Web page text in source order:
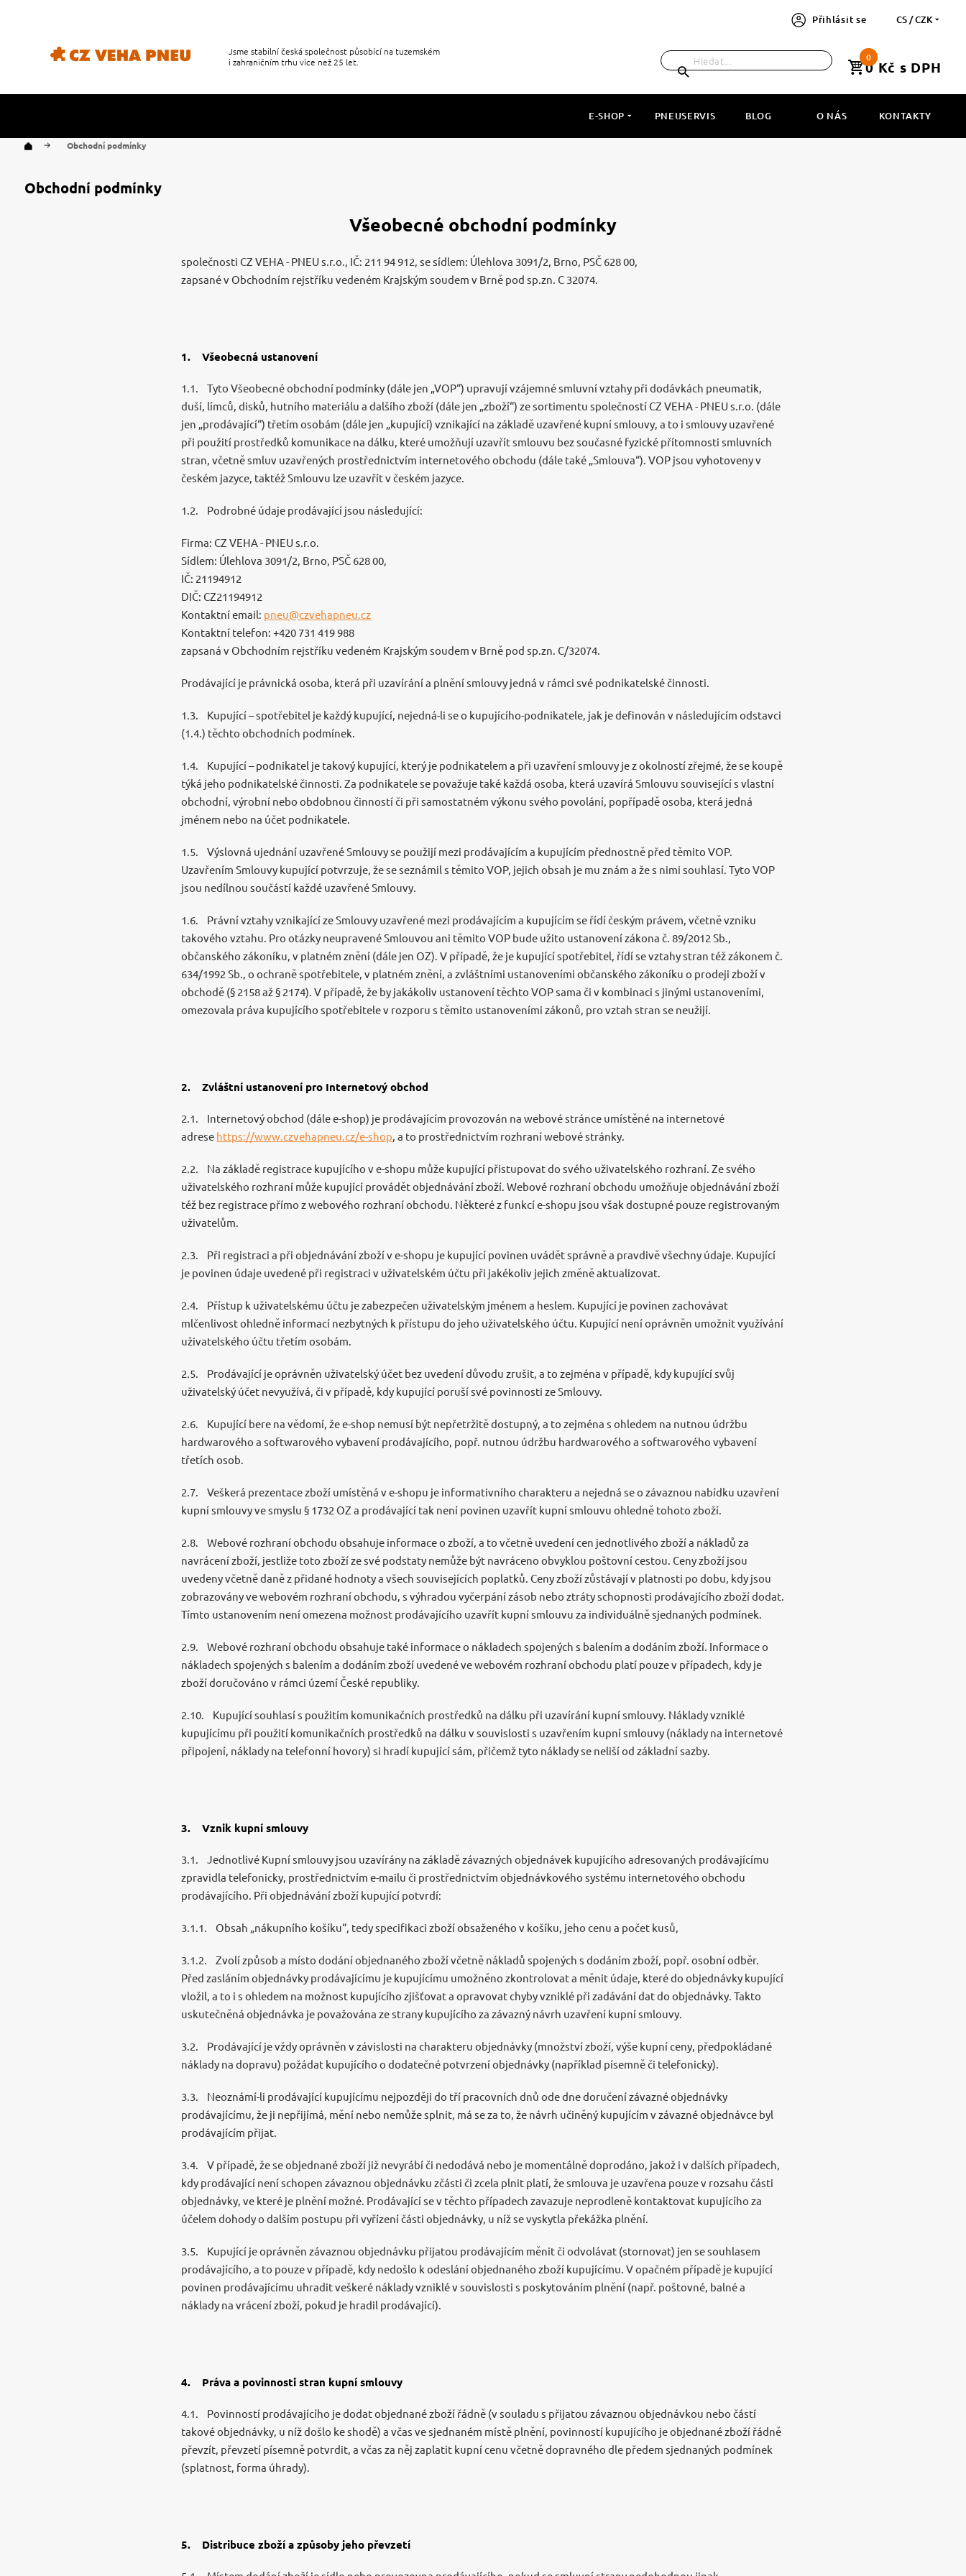
Přihlásit se CS / CZK
Jsme stabilní česká společnost působící na tuzemském
i zahraničním trhu více než 25 let.
0
0 Kč s DPH
E-SHOP PNEUSERVIS BLOG O NÁS KONTAKTY
Obchodní podmínky
Obchodní podmínky
Všeobecné obchodní podmínky
společnosti CZ VEHA - PNEU s.r.o., IČ: 211 94 912, se sídlem: Úlehlova 3091/2, Brno, PSČ 628 00,
zapsané v Obchodním rejstříku vedeném Krajským soudem v Brně pod sp.zn. C 32074.
1. Všeobecná ustanovení
1.1. Tyto Všeobecné obchodní podmínky (dále jen „VOP“) upravují vzájemné smluvní vztahy při dodávkách pneumatik,
duší, límců, disků, hutního materiálu a dalšího zboží (dále jen „zboží“) ze sortimentu společností CZ VEHA - PNEU s.r.o. (dále
jen „prodávající“) třetím osobám (dále jen „kupující) vznikající na základě uzavřené kupní smlouvy, a to i smlouvy uzavřené
při použití prostředků komunikace na dálku, které umožňují uzavřít smlouvu bez současné fyzické přítomnosti smluvních
stran, včetně smluv uzavřených prostřednictvím internetového obchodu (dále také „Smlouva“). VOP jsou vyhotoveny v
českém jazyce, taktéž Smlouvu lze uzavřít v českém jazyce.
1.2. Podrobné údaje prodávající jsou následující:
Firma: CZ VEHA - PNEU s.r.o.
Sídlem: Úlehlova 3091/2, Brno, PSČ 628 00,
IČ: 21194912
DIČ: CZ21194912
Kontaktní email: pneu@czvehapneu.cz
Kontaktní telefon: +420 731 419 988
zapsaná v Obchodním rejstříku vedeném Krajským soudem v Brně pod sp.zn. C/32074.
Prodávající je právnická osoba, která při uzavírání a plnění smlouvy jedná v rámci své podnikatelské činnosti.
1.3. Kupující – spotřebitel je každý kupující, nejedná-li se o kupujícího-podnikatele, jak je definován v následujícím odstavci
(1.4.) těchto obchodních podmínek.
1.4. Kupující – podnikatel je takový kupující, který je podnikatelem a při uzavření smlouvy je z okolností zřejmé, že se koupě
týká jeho podnikatelské činnosti. Za podnikatele se považuje také každá osoba, která uzavírá Smlouvu související s vlastní
obchodní, výrobní nebo obdobnou činností či při samostatném výkonu svého povolání, popřípadě osoba, která jedná
jménem nebo na účet podnikatele.
1.5. Výslovná ujednání uzavřené Smlouvy se použijí mezi prodávajícím a kupujícím přednostně před těmito VOP.
Uzavřením Smlouvy kupující potvrzuje, že se seznámil s těmito VOP, jejich obsah je mu znám a že s nimi souhlasí. Tyto VOP
jsou nedílnou součástí každé uzavřené Smlouvy.
1.6. Právní vztahy vznikající ze Smlouvy uzavřené mezi prodávajícím a kupujícím se řídí českým právem, včetně vzniku
takového vztahu. Pro otázky neupravené Smlouvou ani těmito VOP bude užito ustanovení zákona č. 89/2012 Sb.,
občanského zákoníku, v platném znění (dále jen OZ). V případě, že je kupující spotřebitel, řídí se vztahy stran též zákonem č.
634/1992 Sb., o ochraně spotřebitele, v platném znění, a zvláštními ustanoveními občanského zákoníku o prodeji zboží v
obchodě (§ 2158 až § 2174). V případě, že by jakákoliv ustanovení těchto VOP sama či v kombinaci s jinými ustanoveními,
omezovala práva kupujícího spotřebitele v rozporu s těmito ustanoveními zákonů, pro vztah stran se neužijí.
2. Zvláštní ustanovení pro Internetový obchod
2.1. Internetový obchod (dále e-shop) je prodávajícím provozován na webové stránce umístěné na internetové
adrese https://www.czvehapneu.cz/e-shop, a to prostřednictvím rozhraní webové stránky.
2.2. Na základě registrace kupujícího v e-shopu může kupující přistupovat do svého uživatelského rozhraní. Ze svého
uživatelského rozhraní může kupující provádět objednávání zboží. Webové rozhraní obchodu umožňuje objednávání zboží
též bez registrace přímo z webového rozhraní obchodu. Některé z funkcí e-shopu jsou však dostupné pouze registrovaným
uživatelům.
2.3. Při registraci a při objednávání zboží v e-shopu je kupující povinen uvádět správně a pravdivě všechny údaje. Kupující
je povinen údaje uvedené při registraci v uživatelském účtu při jakékoliv jejich změně aktualizovat.
2.4. Přístup k uživatelskému účtu je zabezpečen uživatelským jménem a heslem. Kupující je povinen zachovávat
mlčenlivost ohledně informací nezbytných k přístupu do jeho uživatelského účtu. Kupující není oprávněn umožnit využívání
uživatelského účtu třetím osobám.
2.5. Prodávající je oprávněn uživatelský účet bez uvedení důvodu zrušit, a to zejména v případě, kdy kupující svůj
uživatelský účet nevyužívá, či v případě, kdy kupující poruší své povinnosti ze Smlouvy.
2.6. Kupující bere na vědomí, že e-shop nemusí být nepřetržitě dostupný, a to zejména s ohledem na nutnou údržbu
hardwarového a softwarového vybavení prodávajícího, popř. nutnou údržbu hardwarového a softwarového vybavení
třetích osob.
2.7. Veškerá prezentace zboží umístěná v e-shopu je informativního charakteru a nejedná se o závaznou nabídku uzavření
kupní smlouvy ve smyslu § 1732 OZ a prodávající tak není povinen uzavřít kupní smlouvu ohledně tohoto zboží.
2.8. Webové rozhraní obchodu obsahuje informace o zboží, a to včetně uvedení cen jednotlivého zboží a nákladů za
navrácení zboží, jestliže toto zboží ze své podstaty nemůže být navráceno obvyklou poštovní cestou. Ceny zboží jsou
uvedeny včetně daně z přidané hodnoty a všech souvisejících poplatků. Ceny zboží zůstávají v platnosti po dobu, kdy jsou
zobrazovány ve webovém rozhraní obchodu, s výhradou vyčerpání zásob nebo ztráty schopnosti prodávajícího zboží dodat.
Tímto ustanovením není omezena možnost prodávajícího uzavřít kupní smlouvu za individuálně sjednaných podmínek.
2.9. Webové rozhraní obchodu obsahuje také informace o nákladech spojených s balením a dodáním zboží. Informace o
nákladech spojených s balením a dodáním zboží uvedené ve webovém rozhraní obchodu platí pouze v případech, kdy je
zboží doručováno v rámci území České republiky.
2.10. Kupující souhlasí s použitím komunikačních prostředků na dálku při uzavírání kupní smlouvy. Náklady vzniklé
kupujícímu při použití komunikačních prostředků na dálku v souvislosti s uzavřením kupní smlouvy (náklady na internetové
připojení, náklady na telefonní hovory) si hradí kupující sám, přičemž tyto náklady se neliší od základní sazby.
3. Vznik kupní smlouvy
3.1. Jednotlivé Kupní smlouvy jsou uzavírány na základě závazných objednávek kupujícího adresovaných prodávajícímu
zpravidla telefonicky, prostřednictvím e-mailu či prostřednictvím objednávkového systému internetového obchodu
prodávajícího. Při objednávání zboží kupující potvrdí:
3.1.1. Obsah „nákupního košíku“, tedy specifikaci zboží obsaženého v košíku, jeho cenu a počet kusů,
3.1.2. Zvolí způsob a místo dodání objednaného zboží včetně nákladů spojených s dodáním zboží, popř. osobní odběr.
Před zasláním objednávky prodávajícímu je kupujícímu umožněno zkontrolovat a měnit údaje, které do objednávky kupující
vložil, a to i s ohledem na možnost kupujícího zjišťovat a opravovat chyby vzniklé při zadávání dat do objednávky. Takto
uskutečněná objednávka je považována ze strany kupujícího za závazný návrh uzavření kupní smlouvy.
3.2. Prodávající je vždy oprávněn v závislosti na charakteru objednávky (množství zboží, výše kupní ceny, předpokládané
náklady na dopravu) požádat kupujícího o dodatečné potvrzení objednávky (například písemně či telefonicky).
3.3. Neoznámí-li prodávající kupujícímu nejpozději do tří pracovních dnů ode dne doručení závazné objednávky
prodávajícímu, že ji nepřijímá, mění nebo nemůže splnit, má se za to, že návrh učiněný kupujícím v závazné objednávce byl
prodávajícím přijat.
3.4. V případě, že se objednané zboží již nevyrábí či nedodává nebo je momentálně doprodáno, jakož i v dalších případech,
kdy prodávající není schopen závaznou objednávku zčásti či zcela plnit platí, že smlouva je uzavřena pouze v rozsahu části
objednávky, ve které je plnění možné. Prodávající se v těchto případech zavazuje neprodleně kontaktovat kupujícího za
účelem dohody o dalším postupu při vyřízení části objednávky, u níž se vyskytla překážka plnění.
3.5. Kupující je oprávněn závaznou objednávku přijatou prodávajícím měnit či odvolávat (stornovat) jen se souhlasem
prodávajícího, a to pouze v případě, kdy nedošlo k odeslání objednaného zboží kupujícímu. V opačném případě je kupující
povinen prodávajícímu uhradit veškeré náklady vzniklé v souvislosti s poskytováním plnění (např. poštovné, balné a
náklady na vrácení zboží, pokud je hradil prodávající).
4. Práva a povinnosti stran kupní smlouvy
4.1. Povinností prodávajícího je dodat objednané zboží řádně (v souladu s přijatou závaznou objednávkou nebo částí
takové objednávky, u níž došlo ke shodě) a včas ve sjednaném místě plnění, povinností kupujícího je objednané zboží řádně
převzít, převzetí písemně potvrdit, a včas za něj zaplatit kupní cenu včetně dopravného dle předem sjednaných podmínek
(splatnost, forma úhrady).
5. Distribuce zboží a způsoby jeho převzetí